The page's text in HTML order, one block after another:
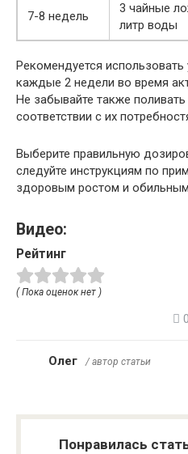
7-8 недель
3 чайные
литр воды
Рекомендуется
каждые 2 недели во время
Не забывайте также
соответствии с их
Выберите правильную
следуйте инструкциям по
здоровым ростом и
Видео:
Рейтинг
( Пока оценок нет )
0
Олег / автор статьи
Понравилась